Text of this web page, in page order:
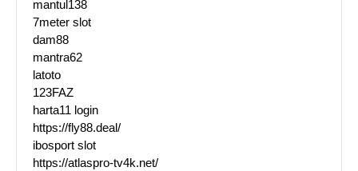
mantul138
7meter slot
dam88
mantra62
latoto
123FAZ
harta11 login
https://fly88.deal/
ibosport slot
https://atlaspro-tv4k.net/